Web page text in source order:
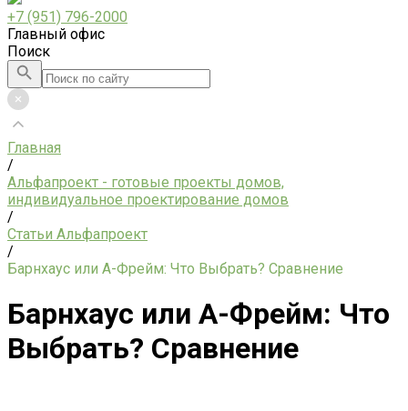
+7 (951) 796-2000
Главный офис
Поиск
Главная
/
Альфапроект - готовые проекты домов,
индивидуальное проектирование домов
/
Статьи Альфапроект
/
Барнхаус или А-Фрейм: Что Выбрать? Сравнение
Барнхаус или А-Фрейм: Что
Выбрать? Сравнение